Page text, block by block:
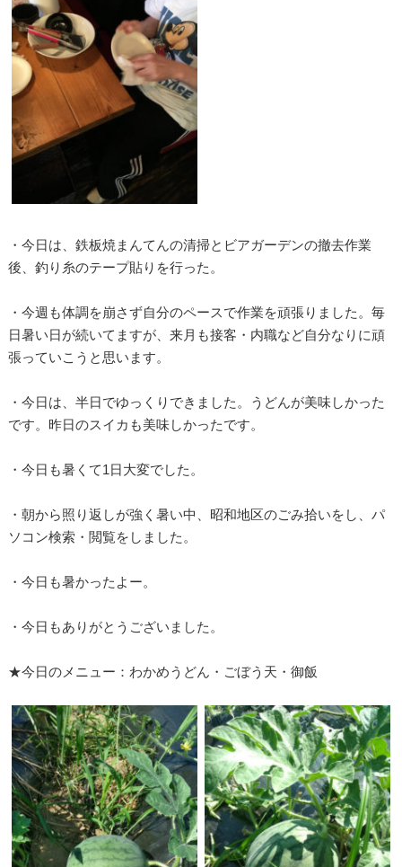
・今日は、鉄板焼まんてんの清掃とビアガーデンの撤去作業
後、釣り糸のテープ貼りを行った。
・今週も体調を崩さず自分のペースで作業を頑張りました。毎
日暑い日が続いてますが、来月も接客・内職など自分なりに頑
張っていこうと思います。
・今日は、半日でゆっくりできました。うどんが美味しかった
です。昨日のスイカも美味しかったです。
・今日も暑くて1日大変でした。
・朝から照り返しが強く暑い中、昭和地区のごみ拾いをし、パ
ソコン検索・閲覧をしました。
・今日も暑かったよー。
・今日もありがとうございました。
★今日のメニュー：わかめうどん・ごぼう天・御飯